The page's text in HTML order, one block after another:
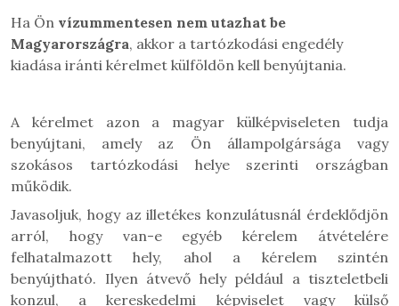
Ha Ön vízummentesen nem utazhat be
Magyarországra, akkor a tartózkodási engedély
kiadása iránti kérelmet külföldön kell benyújtania.
A kérelmet azon a magyar külképviseleten tudja
benyújtani, amely az Ön állampolgársága vagy
szokásos tartózkodási helye szerinti országban
működik.
Javasoljuk, hogy az illetékes konzulátusnál érdeklődjön
arról, hogy van-e egyéb kérelem átvételére
felhatalmazott hely, ahol a kérelem szintén
benyújtható. Ilyen átvevő hely például a tiszteletbeli
konzul, a kereskedelmi képviselet vagy külső